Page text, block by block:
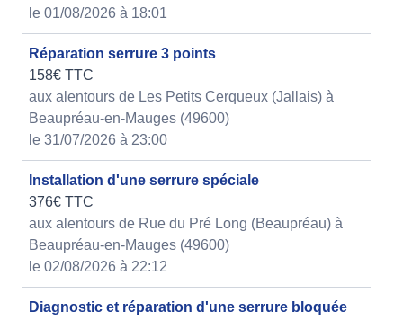
le 01/08/2026 à 18:01
Réparation serrure 3 points
158€ TTC
aux alentours de Les Petits Cerqueux (Jallais) à
Beaupréau-en-Mauges (49600)
le 31/07/2026 à 23:00
Installation d'une serrure spéciale
376€ TTC
aux alentours de Rue du Pré Long (Beaupréau) à
Beaupréau-en-Mauges (49600)
le 02/08/2026 à 22:12
Diagnostic et réparation d'une serrure bloquée